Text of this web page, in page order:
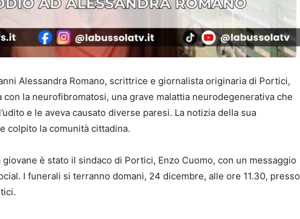
Alessandra Romano, scrittrice e giornalista originaria di Portici,
la neurofibromatosi, una grave malattia neurodegenerativa che
e le aveva causato diverse paresi. La notizia della sua
colpito la comunità cittadina.
è stato il sindaco di Portici, Enzo Cuomo, con un messaggio
I funerali si terranno domani, 24 dicembre, alle ore 11.30, presso